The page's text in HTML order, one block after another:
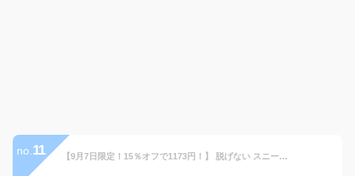
no. 11 【9月7日限定！15％オフで1173円！】 脱げない スニーカーソックス メンズソックス くるぶしソックス フットカバー 深履き 靴下 ソックス メンズ 紳士 吸湿 防臭 涼しい パイル 滑り止め 消臭 スポーツ カジュアル おしゃれ kuuupiii 25～28cm